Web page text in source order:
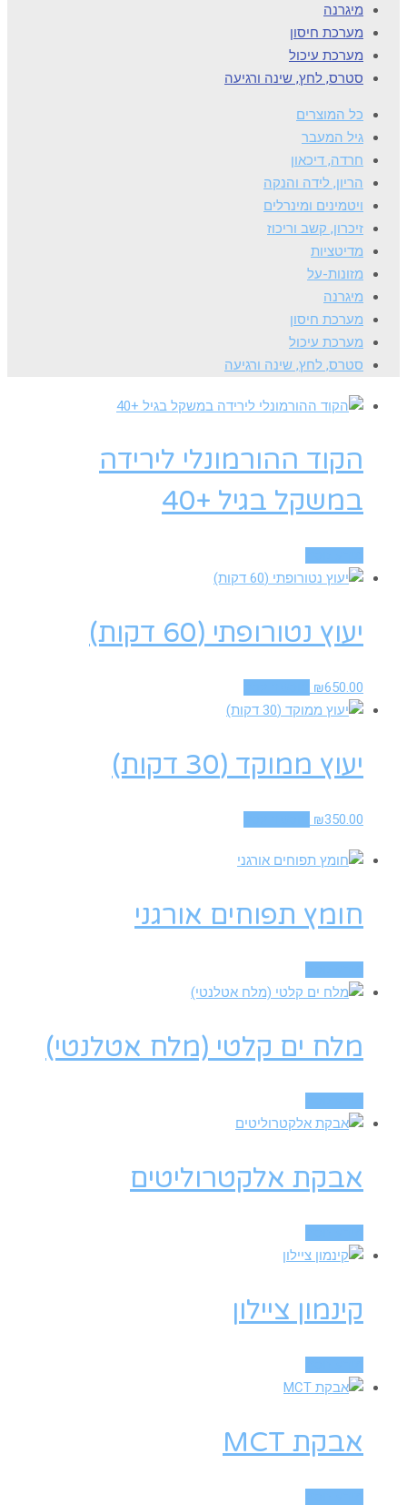
מיגרנה
מערכת חיסון
מערכת עיכול
סטרס, לחץ, שינה ורגיעה
כל המוצרים
גיל המעבר
חרדה, דיכאון
הריון, לידה והנקה
ויטמינים ומינרלים
זיכרון, קשב וריכוז
מדיטציות
מזונות-על
מיגרנה
מערכת חיסון
מערכת עיכול
סטרס, לחץ, שינה ורגיעה
הקוד ההורמונלי לירידה
במשקל בגיל +40
יעוץ נטורופתי (60 דקות)
₪650.00
יעוץ ממוקד (30 דקות)
₪350.00
חומץ תפוחים אורגני
מלח ים קלטי (מלח אטלנטי)
אבקת אלקטרוליטים
קינמון ציילון
אבקת MCT